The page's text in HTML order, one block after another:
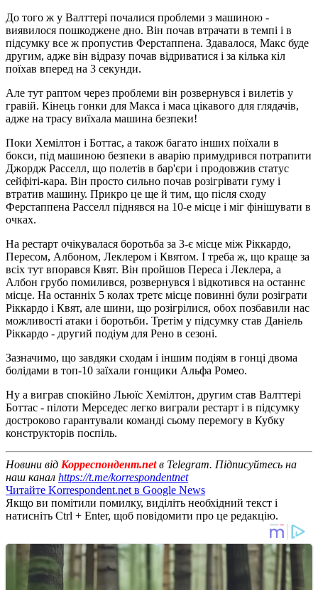
До того ж у Валттері почалися проблеми з машиною -
виявилося пошкоджене дно. Він почав втрачати в темпі і в
підсумку все ж пропустив Ферстаппена. Здавалося, Макс буде
другим, адже він відразу почав відриватися і за кілька кіл
поїхав вперед на 3 секунди.
Але тут раптом через проблеми він розвернувся і вилетів у
гравій. Кінець гонки для Макса і маса цікавого для глядачів,
адже на трасу виїхала машина безпеки!
Поки Хемілтон і Боттас, а також багато інших поїхали в
бокси, під машиною безпеки в аварію примудрився потрапити
Джордж Расселл, що полетів в бар'єри і продовжив статус
сейфіті-кара. Він просто сильно почав розігрівати гуму і
втратив машину. Прикро це ще й тим, що після сходу
Ферстаппена Расселл піднявся на 10-е місце і міг фінішувати в
очках.
На рестарт очікувалася боротьба за 3-є місце між Ріккардо,
Пересом, Албоном, Леклером і Квятом. І треба ж, що краще за
всіх тут впорався Квят. Він пройшов Переса і Леклера, а
Албон грубо помилився, розвернувся і відкотився на останнє
місце. На останніх 5 колах третє місце повинні були розіграти
Ріккардо і Квят, але шини, що розігрілися, обох позбавили нас
можливості атаки і боротьби. Третім у підсумку став Даніель
Ріккардо - другий подіум для Рено в сезоні.
Зазначимо, що завдяки сходам і іншим подіям в гонці двома
болідами в топ-10 заїхали гонщики Альфа Ромео.
Ну а виграв спокійно Льюїс Хемілтон, другим став Валттері
Боттас - пілоти Мерседес легко виграли рестарт і в підсумку
достроково гарантували команді сьому перемогу в Кубку
конструкторів поспіль.
Новини від Корреспондент.netв Telegram. Підписуйтесь на
наш канал https://t.me/korrespondentnet
Читайте Korrespondent.net в Google News
Якщо ви помітили помилку, виділіть необхідний текст і
натисніть Ctrl + Enter, щоб повідомити про це редакцію.